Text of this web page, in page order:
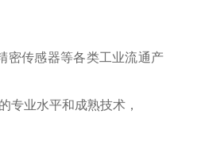
密传感器等各类工业流通产
专业水平和成熟技术，